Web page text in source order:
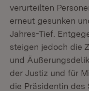
verurteilten
erneut gesunken
Jahres-Tief.
steigen jedoch die
und
der Justiz und für
die Präsidentin des